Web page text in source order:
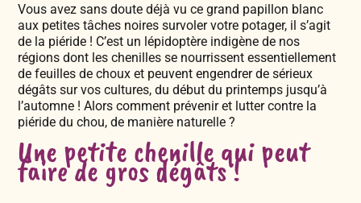
Tisanes & Infusions BIO
Faire-part à semer
Vous avez sans doute déjà vu ce grand papillon blanc
aux petites tâches noires survoler votre potager, il s’agit
de la piéride ! C’est un lépidoptère indigène de nos
régions dont les chenilles se nourrissent essentiellement
de feuilles de choux et peuvent engendrer de sérieux
dégâts sur vos cultures, du début du printemps jusqu’à
l’automne ! Alors comment prévenir et lutter contre la
piéride du chou, de manière naturelle ?
Une petite chenille qui peut
faire de gros dégâts !